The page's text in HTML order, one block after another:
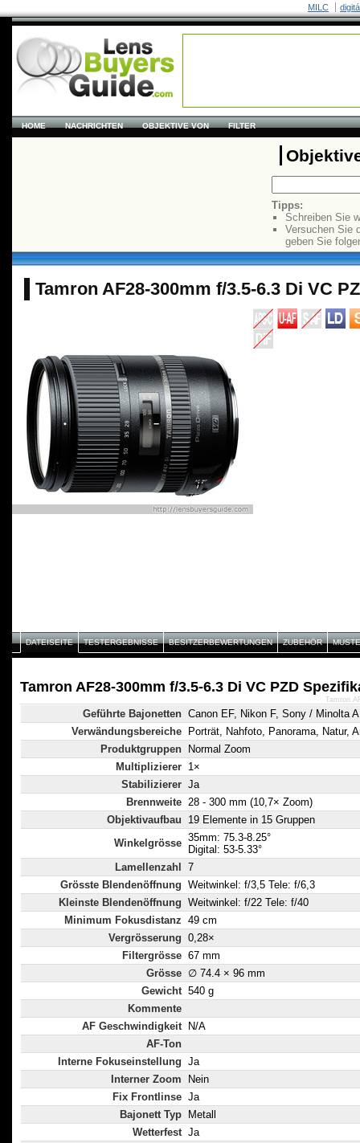
MILC
HOME NACHRICHTEN OBJEKTIVE VON FILTER
Tipps:
Schreiben Sie
Versuchen Sie
geben Sie
Tamron AF28-300mm f/3.5-6.3 Di VC
DATEISEITE TESTERGEBNISSE BESITZERBEWERTUNGEN ZUBEHÖR
Tamron AF28-300mm f/3.5-6.3 Di VC PZD
Geführte Bajonetten Canon EF, Nikon F, Sony / Minolta A
Verwändungsbereiche
Porträt, Nahfoto, Panorama, Natur,
Produktgruppen
Normal Zoom
Multiplizierer 1×
Stabilizierer Ja
Brennweite 28 - 300 mm (10,7× Zoom)
Objektivaufbau
19 Elemente in 15 Gruppen
Winkelgrösse 35mm: 75.3-8.25°
Digital: 53-5.33°
Lamellenzahl
7
Grösste Blendenöffnung Weitwinkel: f/3,5 Tele: f/6,3
Kleinste Blendenöffnung Weitwinkel: f/22 Tele: f/40
Minimum Fokusdistanz 49 cm
Vergrösserung 0,28×
Filtergrösse 67 mm
Grösse ∅ 74.4 × 96 mm
Gewicht 540 g
Kommente
AF Geschwindigkeit
N/A
AF-Ton
Interne Fokuseinstellung Ja
Interner Zoom
Nein
Fix Frontlinse Ja
Bajonett Typ
Metall
Wetterfest Ja
Tamron